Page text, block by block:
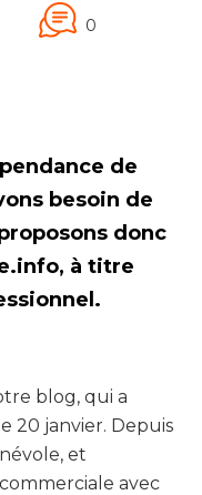
0
de
besoin de
donc
à titre
blog, qui a
20 janvier. Depuis
et
avec